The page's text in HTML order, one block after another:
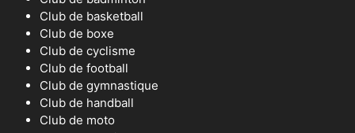
Club de basketball
Club de boxe
Club de cyclisme
Club de football
Club de gymnastique
Club de handball
Club de moto